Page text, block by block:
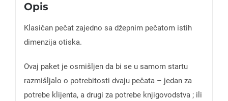
Opis
Klasičan pečat zajedno sa džepnim pečatom istih
dimenzija otiska.
Ovaj paket je osmišljen da bi se u samom startu
razmišljalo o potrebitosti dvaju pečata – jedan za
potrebe klijenta, a drugi za potrebe knjigovodstva ; ili